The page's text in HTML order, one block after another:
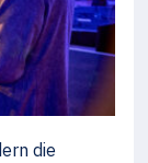
die